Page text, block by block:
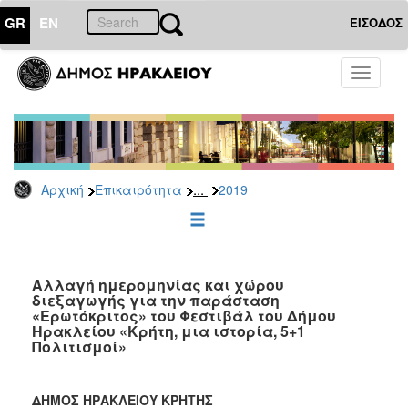
GR EN ΕΙΣΟΔΟΣ
Toggle
Αρχική Επικαιρότητα ... 2019
ΕΠΙΚΑΙΡΟΤΗΤΑ
Τύπου
Αρχείο
2026
2025
2022
2021
2020
2018
Αλλαγή ημερομηνίας και χώρου
διεξαγωγής για την παράσταση
«Ερωτόκριτος» του Φεστιβάλ του Δήμου
Ηρακλείου «Κρήτη, μια ιστορία, 5+1
Πολιτισμοί»
ΔΗΜΟΣ ΗΡΑΚΛΕΙΟΥ ΚΡΗΤΗΣ